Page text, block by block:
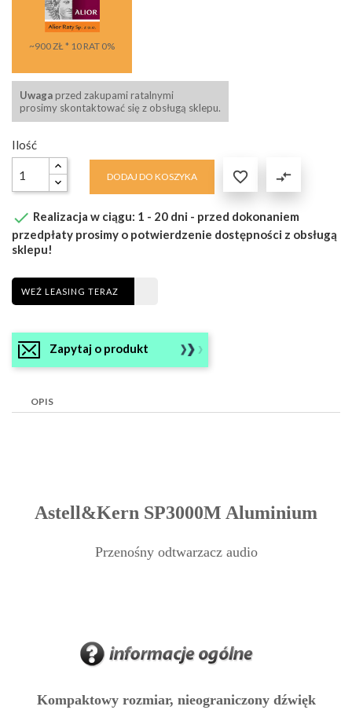
~900 ZŁ * 10 RAT 0%
Uwaga przed zakupami ratalnymi
prosimy skontaktować się z obsługą sklepu.
Ilość
DODAJ DO KOSZYKA  compare_arrows
 Realizacja w ciągu: 1 - 20 dni - przed dokonaniem
przedpłaty prosimy o potwierdzenie dostępności z obsługą
sklepu!
WEŹ LEASING TERAZ
Zapytaj o produkt
OPIS
Astell&Kern SP3000M Aluminium
Przenośny odtwarzacz audio
Kompaktowy rozmiar, nieograniczony dźwięk